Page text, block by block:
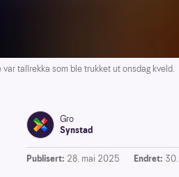
var tallrekka som ble trukket ut onsdag kveld.
Gro
Synstad
Publisert: 28. mai 2025 Endret: